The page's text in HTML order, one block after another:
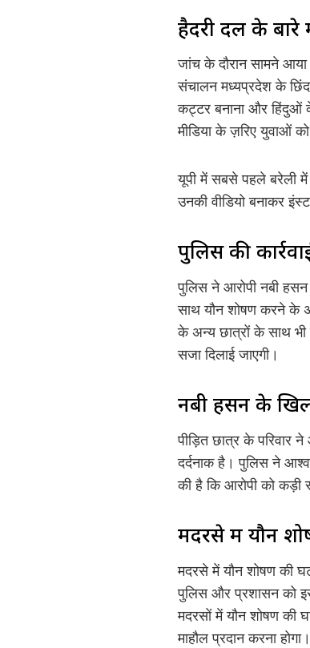
हैदरी दल के बारे
जांच के दौरान सामने
संचालन मध्यप्रदेश के
कट्टर बनाना और हिंदुओं
मीडिया के ज़रिए युवाओं
यूपी में सबसे पहले बरेली में
उनकी वीडियो बनाकर
पुलिस की
पुलिस ने आरोपी नबी
साथ यौन शोषण करने के
के अन्य छात्रों के साथ भी
सजा दिलाई जाएगी।
नबी हसन के
पीड़ित छात्र के परिवार
दर्दनाक है। पुलिस ने
की है कि आरोपी को
मदरसे में यौन
मदरसे में यौन शोषण की
पुलिस और प्रशासन को
मदरसों में यौन शोषण की
माहौल प्रदान करना होगा।